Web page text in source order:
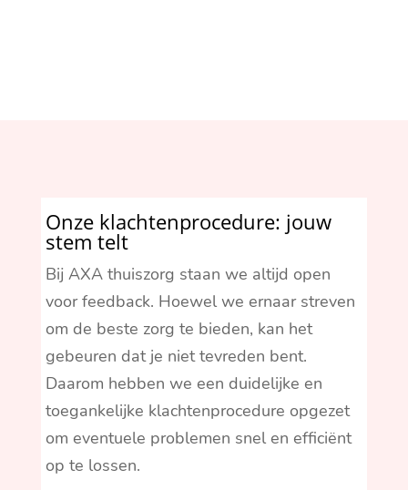
Onze klachtenprocedure: jouw
stem telt
Bij AXA thuiszorg staan we altijd open
voor feedback. Hoewel we ernaar streven
om de beste zorg te bieden, kan het
gebeuren dat je niet tevreden bent.
Daarom hebben we een duidelijke en
toegankelijke klachtenprocedure opgezet
om eventuele problemen snel en efficiënt
op te lossen.